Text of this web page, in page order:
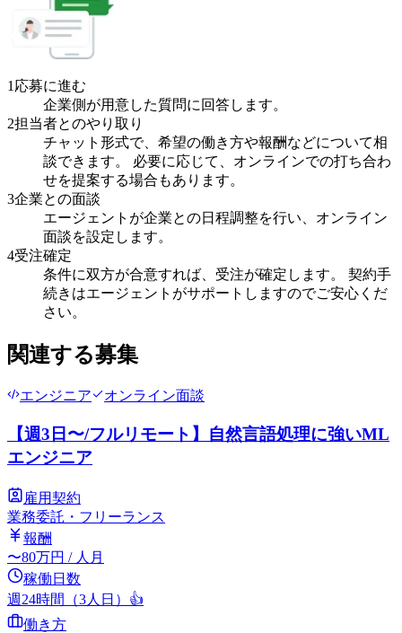
1 応募に進む
企業側が用意した質問に回答します。
2担当者とのやり取り
チャット形式で、希望の働き方や報酬などについて相
談できます。 必要に応じて、オンラインでの打ち合わ
せを提案する場合もあります。
3企業との面談
エージェントが企業との日程調整を行い、オンライン
面談を設定します。
4受注確定
条件に双方が合意すれば、受注が確定します。 契約手
続きはエージェントがサポートしますのでご安心くだ
さい。
関連する募集
エンジニア オンライン面談
【週3日〜/フルリモート】自然言語処理に強いML
エンジニア
雇用契約
業務委託・フリーランス
報酬
〜80万円 / 人月
稼働日数
週24時間（3人日） 👍
働き方